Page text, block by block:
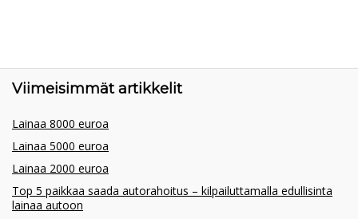
Viimeisimmät artikkelit
Lainaa 8000 euroa
Lainaa 5000 euroa
Lainaa 2000 euroa
Top 5 paikkaa saada autorahoitus – kilpailuttamalla edullisinta
lainaa autoon